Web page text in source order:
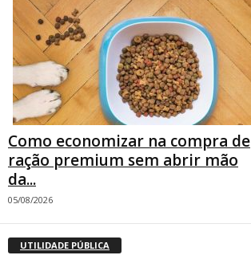
Como economizar na compra de
ração premium sem abrir mão
da...
05/08/2026
UTILIDADE PÚBLICA